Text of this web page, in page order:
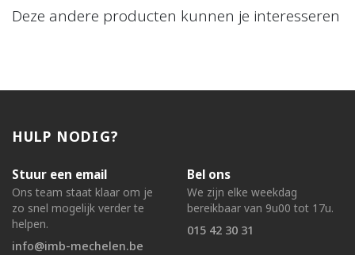
Deze andere producten kunnen je interesseren
HULP NODIG?
Stuur een email
Ons team staat klaar om je
zo snel mogelijk verder te
helpen.
info@imb-mechelen.be
Bel ons
We zijn elke weekdag
bereikbaar van 9u00 tot 17u.
015 42 30 31